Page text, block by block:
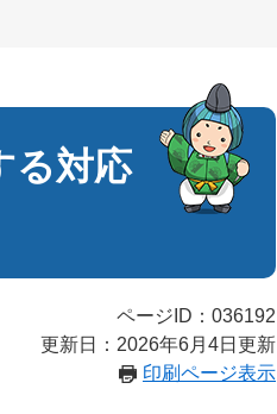
る対応
ページID：036192
更新日：2026年6月4日更新
印刷ページ表示